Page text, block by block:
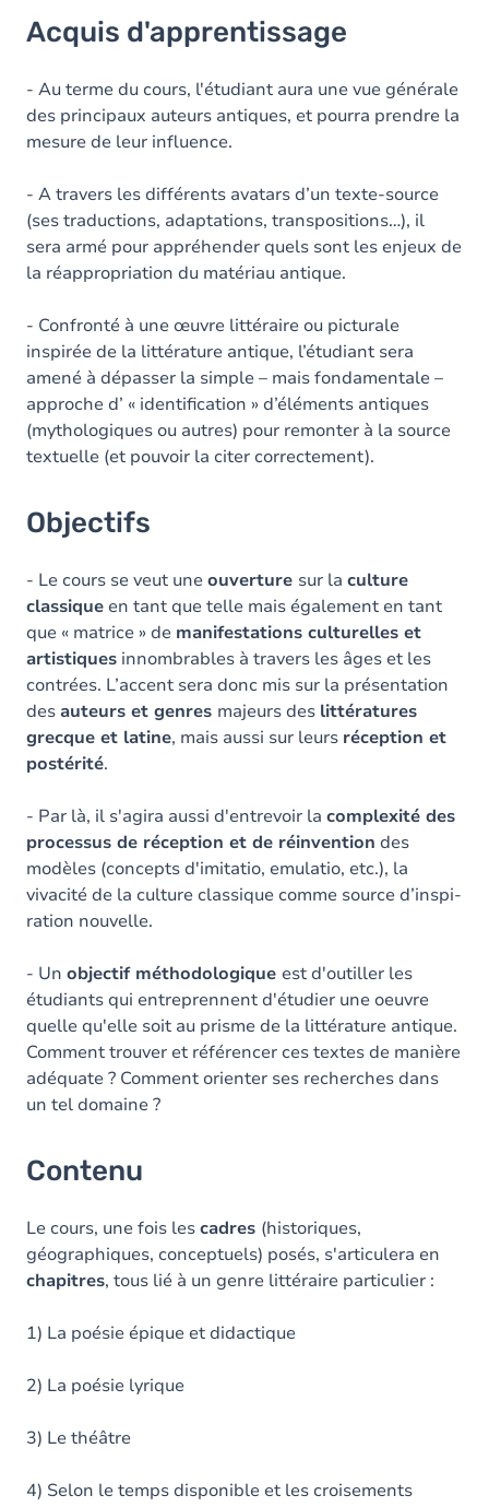
Objectifs
Contenu
Table des matières
Acquis d'apprentissage
- Au terme du cours, l'étudiant aura une vue générale
des principaux auteurs antiques, et pourra prendre la
mesure de leur influence.
- A travers les différents avatars d’un texte-source
(ses traductions, adaptations, transpositions…), il
sera armé pour appréhender quels sont les enjeux de
la réappropriation du matériau antique.
- Confronté à une œuvre littéraire ou picturale
inspirée de la littérature antique, l’étudiant sera
amené à dépasser la simple – mais fondamentale –
approche d’ « identification » d’éléments antiques
(mythologiques ou autres) pour remonter à la source
textuelle (et pouvoir la citer correctement).
Objectifs
- Le cours se veut uneouverture sur la culture
classique en tant que telle mais également en tant
que « matrice » de manifestations culturelles et
artistiques innombrables à travers les âges et les
contrées. L’accent sera donc mis sur la présentation
desauteurs et genres majeurs des littératures
grecque et latine, mais aussi sur leurs réception et
postérité.
- Par là, il s'agira aussi d'entrevoir la complexité des
processus de réception et de réinvention des
modèles (concepts d'imitatio, emulatio, etc.), la
vivacité de la culture classique comme source d’inspi­
ration nouvelle.
- Un objectif méthodologique est d'outiller les
étudiants qui entreprennent d'étudier une oeuvre
quelle qu'elle soit au prisme de la littérature antique.
Comment trouver et référencer ces textes de manière
adéquate ? Comment orienter ses recherches dans
un tel domaine ?
Contenu
Le cours, une fois lescadres (historiques,
géographiques, conceptuels) posés, s'articulera en
chapitres, tous lié à un genre littéraire particulier :
1) La poésie épique et didactique
2) La poésie lyrique
3) Le théâtre
4) Selon le temps disponible et les croisements